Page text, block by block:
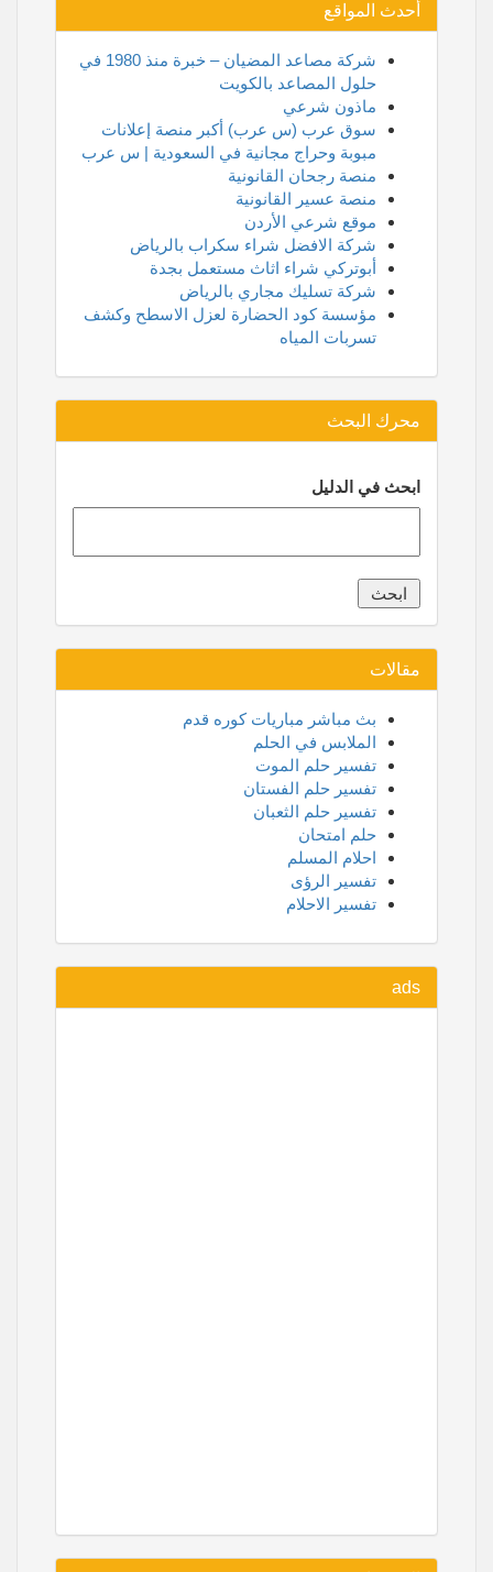
أحدث المواقع
شركة مصاعد المضيان – خبرة منذ 1980 في
حلول المصاعد بالكويت
ماذون شرعي
سوق عرب (س عرب) أكبر منصة إعلانات
مبوبة وحراج مجانية في السعودية | س عرب
منصة رجحان القانونية
منصة عسير القانونية
موقع شرعي الأردن
شركة الافضل شراء سكراب بالرياض
أبوتركي شراء اثاث مستعمل بجدة
شركة تسليك مجاري بالرياض
مؤسسة كود الحضارة لعزل الاسطح وكشف
تسربات المياه
محرك البحث
ابحث في الدليل
مقالات
بث مباشر مباريات كوره قدم
الملابس في الحلم
تفسير حلم الموت
تفسير حلم الفستان
تفسير حلم الثعبان
حلم امتحان
احلام المسلم
تفسير الرؤى
تفسير الاحلام
ads